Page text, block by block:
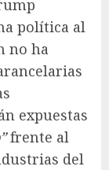
política al
no ha
expuestas
frente al
del